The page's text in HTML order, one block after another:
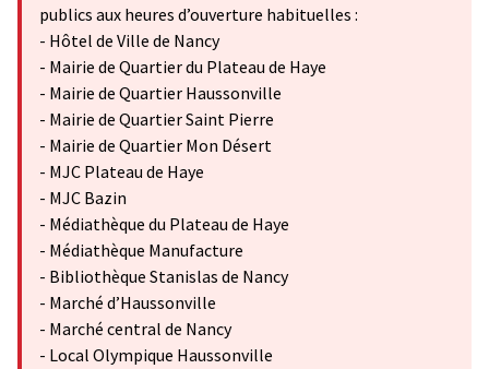
publics aux heures d’ouverture habituelles :
- Hôtel de Ville de Nancy
- Mairie de Quartier du Plateau de Haye
- Mairie de Quartier Haussonville
- Mairie de Quartier Saint Pierre
- Mairie de Quartier Mon Désert
- MJC Plateau de Haye
- MJC Bazin
- Médiathèque du Plateau de Haye
- Médiathèque Manufacture
- Bibliothèque Stanislas de Nancy
- Marché d’Haussonville
- Marché central de Nancy
- Local Olympique Haussonville